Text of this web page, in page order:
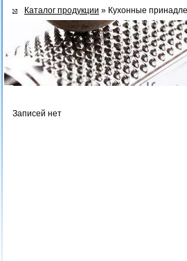
Каталог продукции » Кухонные
Записей нет